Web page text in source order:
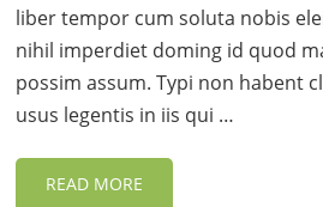
liber tempor cum soluta nobis
nihil imperdiet doming id quod
possim assum. Typi non habent
usus legentis in iis qui …
READ MORE